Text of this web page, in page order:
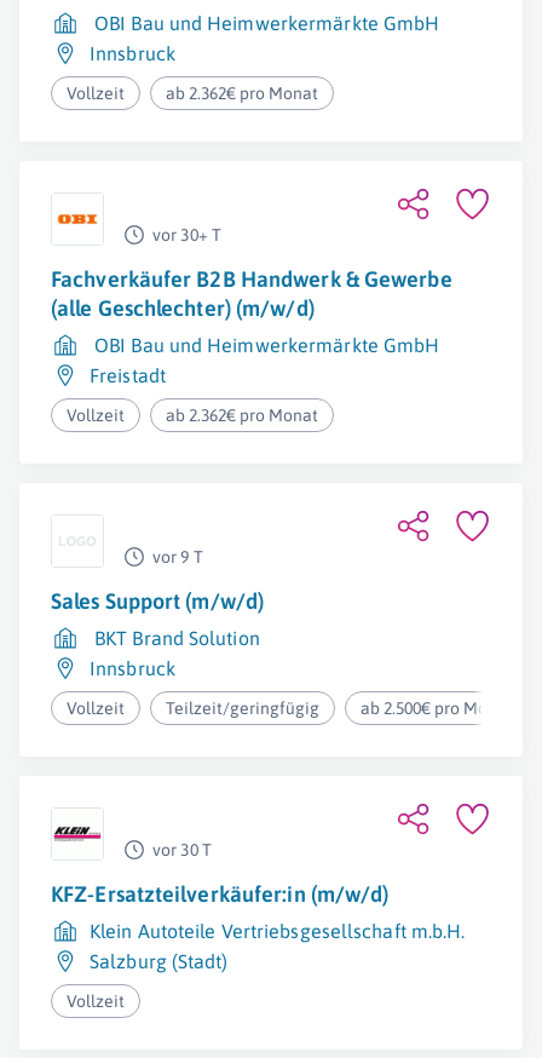
OBI Bau und Heimwerkermärkte GmbH
Innsbruck
Vollzeit ab 2.362€ pro Monat
vor 30+ T
Fachverkäufer B2B Handwerk & Gewerbe
(alle Geschlechter) (m/w/d)
OBI Bau und Heimwerkermärkte GmbH
Freistadt
Vollzeit ab 2.362€ pro Monat
vor 9 T
Sales Support (m/w/d)
BKT Brand Solution
Innsbruck
Vollzeit Teilzeit/geringfügig ab 2.500€ pro Monat
vor 30 T
KFZ-Ersatzteilverkäufer:in (m/w/d)
Klein Autoteile Vertriebsgesellschaft m.b.H.
Salzburg (Stadt)
Vollzeit